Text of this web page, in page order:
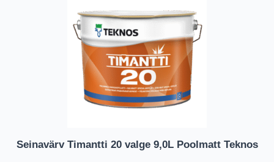
Seinavärv Timantti 20 valge 9,0L Poolmatt Teknos